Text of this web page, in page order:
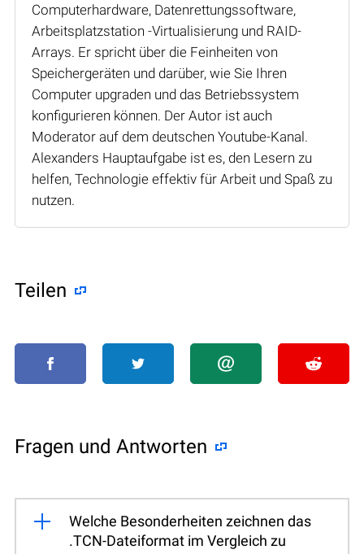
Computerhardware, Datenrettungssoftware,
Arbeitsplatzstation -Virtualisierung und RAID-
Arrays. Er spricht über die Feinheiten von
Speichergeräten und darüber, wie Sie Ihren
Computer upgraden und das Betriebssystem
konfigurieren können. Der Autor ist auch
Moderator auf dem deutschen Youtube-Kanal.
Alexanders Hauptaufgabe ist es, den Lesern zu
helfen, Technologie effektiv für Arbeit und Spaß zu
nutzen.
Teilen
Fragen und Antworten
Welche Besonderheiten zeichnen das
.TCN-Dateiformat im Vergleich zu